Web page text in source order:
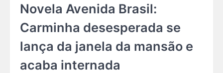
Novela Avenida Brasil:
Carminha desesperada se
lança da janela da mansão e
acaba internada